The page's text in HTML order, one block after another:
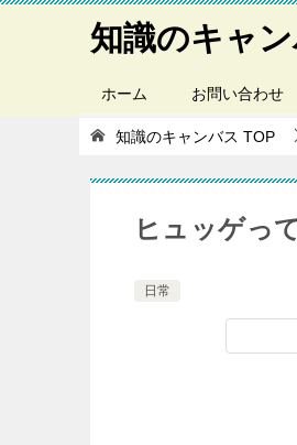
知識のキャ
ホーム お問い合わせ
知識のキャンバス TOP
ヒュッゲっ
日常